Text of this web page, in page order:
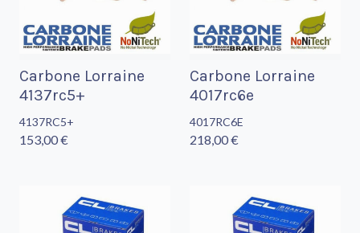
Carbone Lorraine
4137rc5+
4137RC5+
153,00 €
Carbone Lorraine
4017rc6e
4017RC6E
218,00 €